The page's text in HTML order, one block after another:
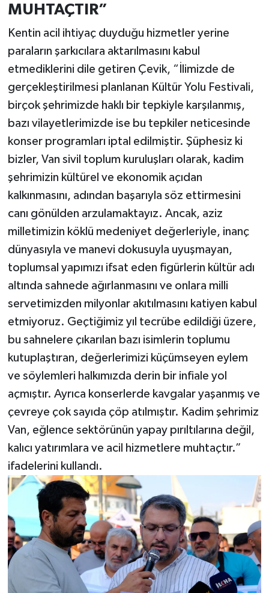
MUHTAÇTIR”
Kentin acil ihtiyaç duyduğu hizmetler yerine
paraların şarkıcılara aktarılmasını kabul
etmediklerini dile getiren Çevik, “İlimizde de
gerçekleştirilmesi planlanan Kültür Yolu Festivali,
birçok şehrimizde haklı bir tepkiyle karşılanmış,
bazı vilayetlerimizde ise bu tepkiler neticesinde
konser programları iptal edilmiştir. Şüphesiz ki
bizler, Van sivil toplum kuruluşları olarak, kadim
şehrimizin kültürel ve ekonomik açıdan
kalkınmasını, adından başarıyla söz ettirmesini
canı gönülden arzulamaktayız. Ancak, aziz
milletimizin köklü medeniyet değerleriyle, inanç
dünyasıyla ve manevi dokusuyla uyuşmayan,
toplumsal yapımızı ifsat eden figürlerin kültür adı
altında sahnede ağırlanmasını ve onlara milli
servetimizden milyonlar akıtılmasını katiyen kabul
etmiyoruz. Geçtiğimiz yıl tecrübe edildiği üzere,
bu sahnelere çıkarılan bazı isimlerin toplumu
kutuplaştıran, değerlerimizi küçümseyen eylem
ve söylemleri halkımızda derin bir infiale yol
açmıştır. Ayrıca konserlerde kavgalar yaşanmış ve
çevreye çok sayıda çöp atılmıştır. Kadim şehrimiz
Van, eğlence sektörünün yapay pırıltılarına değil,
kalıcı yatırımlara ve acil hizmetlere muhtaçtır.”
ifadelerini kullandı.